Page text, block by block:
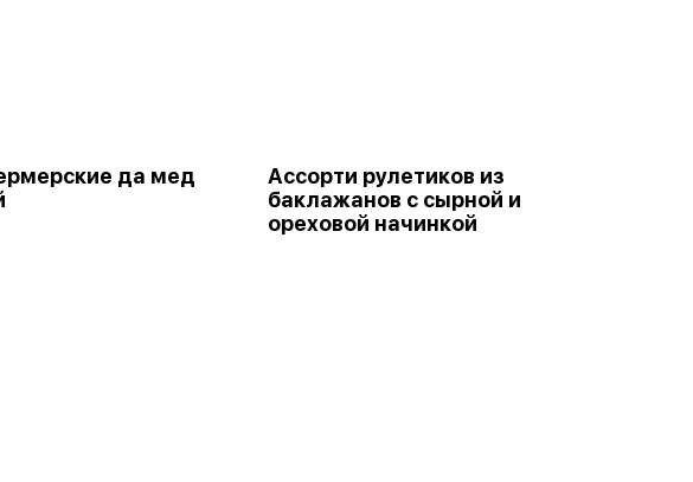
да мед
Ассорти рулетиков из
баклажанов с сырной и
ореховой начинкой